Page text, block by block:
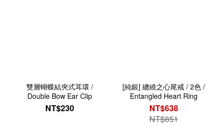
雙層蝴蝶結夾式耳環 /
Double Bow Ear Clip
NT$230
[純銀] 纏繞之心尾戒 / 2色 /
Entangled Heart Ring
NT$638
NT$851